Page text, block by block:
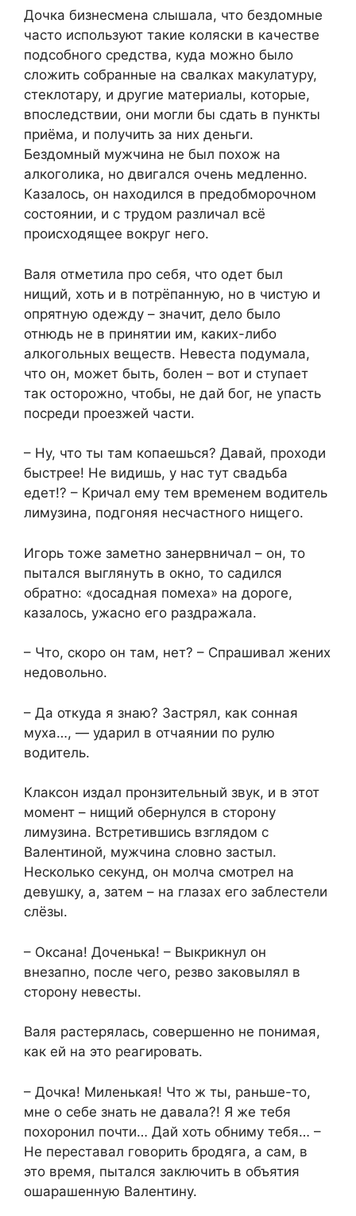
Дочка бизнесмена слышала, что бездомные
часто используют такие коляски в качестве
подсобного средства, куда можно было
сложить собранные на свалках макулатуру,
стеклотару, и другие материалы, которые,
впоследствии, они могли бы сдать в пункты
приёма, и получить за них деньги.
Бездомный мужчина не был похож на
алкоголика, но двигался очень медленно.
Казалось, он находился в предобморочном
состоянии, и с трудом различал всё
происходящее вокруг него.
Валя отметила про себя, что одет был
нищий, хоть и в потрёпанную, но в чистую и
опрятную одежду – значит, дело было
отнюдь не в принятии им, каких-либо
алкогольных веществ. Невеста подумала,
что он, может быть, болен – вот и ступает
так осторожно, чтобы, не дай бог, не упасть
посреди проезжей части.
– Ну, что ты там копаешься? Давай, проходи
быстрее! Не видишь, у нас тут свадьба
едет!? – Кричал ему тем временем водитель
лимузина, подгоняя несчастного нищего.
Игорь тоже заметно занервничал – он, то
пытался выглянуть в окно, то садился
обратно: «досадная помеха» на дороге,
казалось, ужасно его раздражала.
– Что, скоро он там, нет? – Спрашивал жених
недовольно.
– Да откуда я знаю? Застрял, как сонная
муха…, — ударил в отчаянии по рулю
водитель.
Клаксон издал пронзительный звук, и в этот
момент – нищий обернулся в сторону
лимузина. Встретившись взглядом с
Валентиной, мужчина словно застыл.
Несколько секунд, он молча смотрел на
девушку, а, затем – на глазах его заблестели
слёзы.
– Оксана! Доченька! – Выкрикнул он
внезапно, после чего, резво заковылял в
сторону невесты.
Валя растерялась, совершенно не понимая,
как ей на это реагировать.
– Дочка! Миленькая! Что ж ты, раньше-то,
мне о себе знать не давала?! Я же тебя
похоронил почти… Дай хоть обниму тебя… –
Не переставал говорить бродяга, а сам, в
это время, пытался заключить в объятия
ошарашенную Валентину.